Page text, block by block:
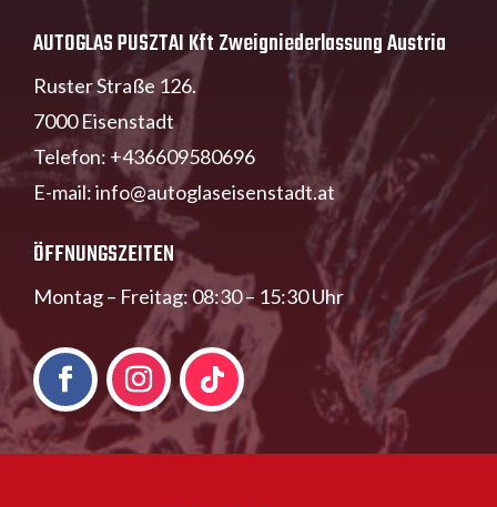
AUTOGLAS PUSZTAI Kft Zweigniederlassung Austria
Ruster Straße 126.
7000 Eisenstadt
Telefon: +436609580696
E-mail:info@autoglaseisenstadt.at
ÖFFNUNGSZEITEN
Montag – Freitag: 08:30 – 15:30 Uhr